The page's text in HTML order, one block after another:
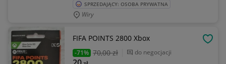
SPRZEDAJĄCY: OSOBA PRYWATNA
Wiry
FIFA POINTS 2800 Xbox
-71% 70,00 zł do negocjacji